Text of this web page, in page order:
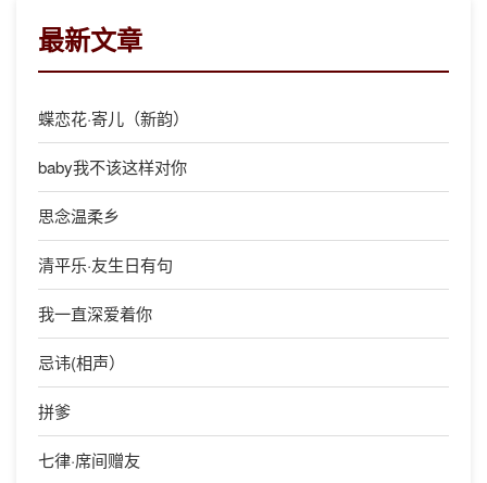
最新文章
蝶恋花·寄儿（新韵）
baby我不该这样对你
思念温柔乡
清平乐·友生日有句
我一直深爱着你
忌讳(相声）
拼爹
七律·席间赠友